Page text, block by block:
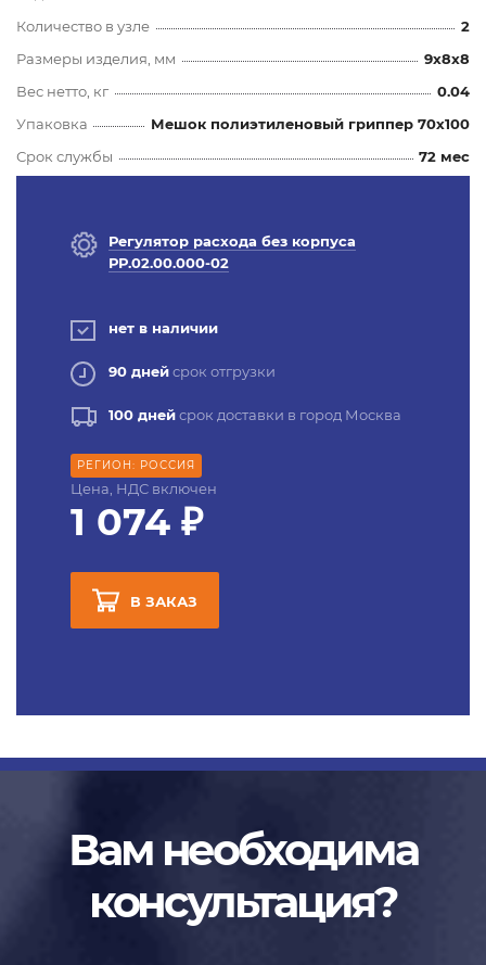
Количество в узле
2
Размеры изделия, мм
9x8x8
Вес нетто, кг
0.04
Упаковка
Мешок полиэтиленовый гриппер 70х100
Срок службы
72 мес
Регулятор расхода без корпуса
РР.02.00.000-02
нет в наличии
90 днейсрок отгрузки
100 днейсрок доставки в город Москва
РЕГИОН: РОССИЯ
Цена, НДС включен
1 074 ₽
В ЗАКАЗ
Вам необходима
консультация?